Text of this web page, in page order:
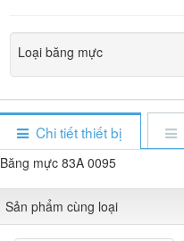
Loại băng mực
Chi tiết thiết bị
Băng mực 83A 0095
Sản phẩm cùng loại